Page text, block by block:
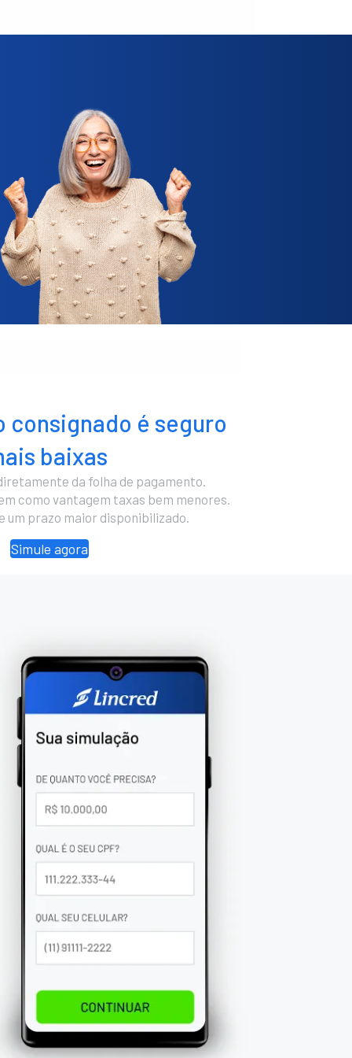
consignado é seguro
baixas
da folha de pagamento.
como vantagem taxas bem menores.
um prazo maior disponibilizado.
Simule agora